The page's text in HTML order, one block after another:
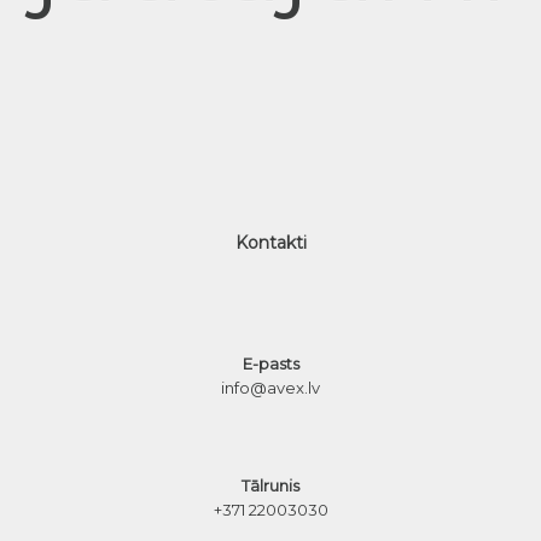
Kontakti
E-pasts
info@avex.lv
Tālrunis
+371 22003030